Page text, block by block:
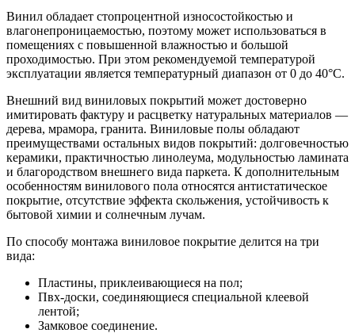
Винил обладает стопроцентной износостойкостью и
влагонепроницаемостью, поэтому может использоваться в
помещениях с повышенной влажностью и большой
проходимостью. При этом рекомендуемой температурой
эксплуатации является температурный диапазон от 0 до 40°С.
Внешний вид виниловых покрытий может достоверно
имитировать фактуру и расцветку натуральных материалов —
дерева, мрамора, гранита. Виниловые полы обладают
преимуществами остальных видов покрытий: долговечностью
керамики, практичностью линолеума, модульностью ламината
и благородством внешнего вида паркета. К дополнительным
особенностям винилового пола относятся антистатическое
покрытие, отсутствие эффекта скольжения, устойчивость к
бытовой химии и солнечным лучам.
По способу монтажа виниловое покрытие делится на три
вида:
Пластины, приклеивающиеся на пол;
Пвх-доски, соединяющиеся специальной клеевой
лентой;
Замковое соединение.